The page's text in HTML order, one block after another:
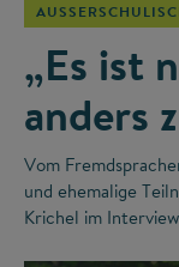
„Es ist
anders
Vom
und ehemalige
Krichel im